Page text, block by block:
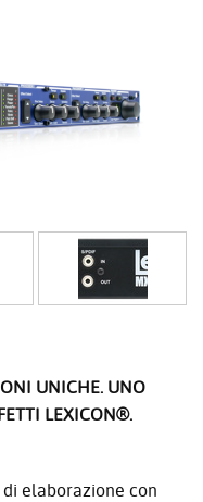
UNICHE. UNO
LEXICON®.
elaborazione con